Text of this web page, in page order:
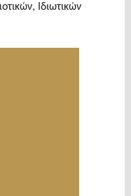
Ιδιωτικών